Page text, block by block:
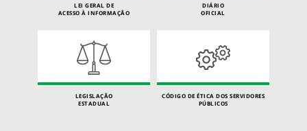
LEI GERAL DE
ACESSO À INFORMAÇÃO
DIÁRIO
OFICIAL
LEGISLAÇÃO
ESTADUAL
CÓDIGO DE ÉTICA DOS SERVIDORES
PÚBLICOS